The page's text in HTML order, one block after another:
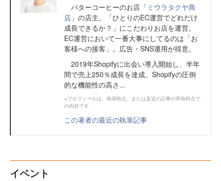
バターコーヒーのお店「 ミウラタクヤ商
店 」の店主。「ひとりのEC運営でどれだけ
成長できるか？」にこだわりお店を運営。
EC運営において一番大事にしてるのは「お
客様への接客」。広告・SNS運用が得意。
2019年Shopifyに出会い導入開始し、半年
間で売上250％成長を達成。Shopifyの圧倒
的な機能性の高さ...
※プロフィールは、執筆時点、または直近の記事の寄稿時点で
の内容です
この著者の最近の執筆記事
イベント